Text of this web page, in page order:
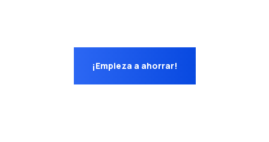
¡Empieza a ahorrar!